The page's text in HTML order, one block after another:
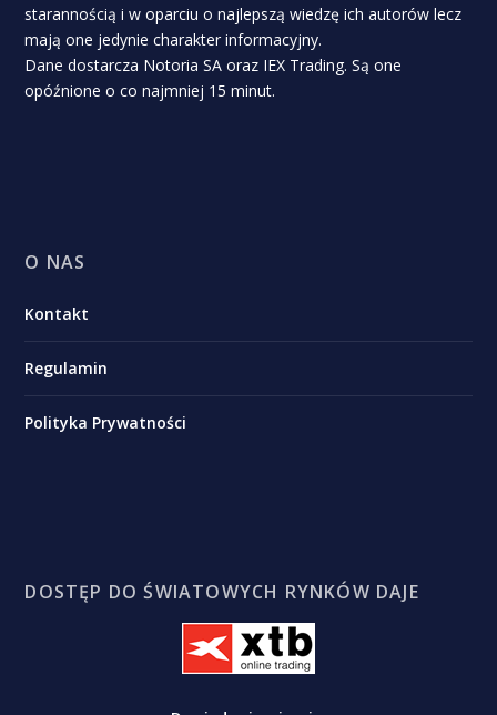
starannością i w oparciu o najlepszą wiedzę ich autorów lecz
mają one jedynie charakter informacyjny.
Dane dostarcza Notoria SA oraz IEX Trading. Są one
opóźnione o co najmniej 15 minut.
O NAS
Kontakt
Regulamin
Polityka Prywatności
DOSTĘP DO ŚWIATOWYCH RYNKÓW DAJE